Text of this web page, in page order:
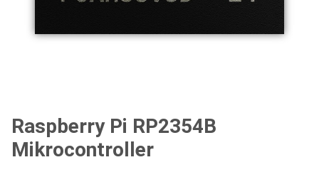
Raspberry Pi RP2354B
Mikrocontroller